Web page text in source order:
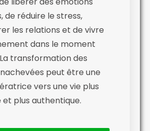
de réduire le stress,
les relations et de vivre
dans le moment
transformation des
peut être une
vers une vie plus
et plus authentique.